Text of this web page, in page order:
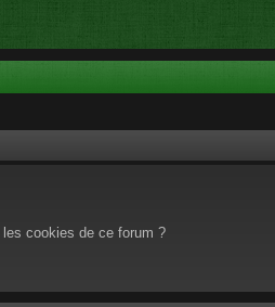
cookies de ce forum ?